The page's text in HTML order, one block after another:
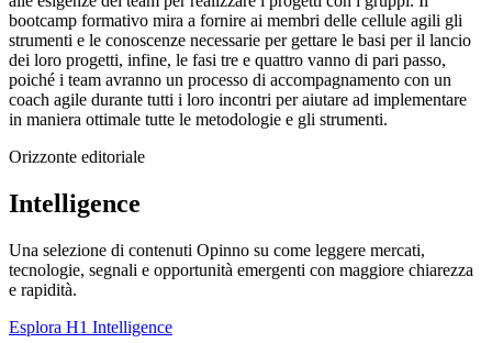
bootcamp formativo mira a fornire ai membri delle cellule agili gli
strumenti e le conoscenze necessarie per gettare le basi per il lancio
dei loro progetti, infine, le fasi tre e quattro vanno di pari passo,
poiché i team avranno un processo di accompagnamento con un
coach agile durante tutti i loro incontri per aiutare ad implementare
in maniera ottimale tutte le metodologie e gli strumenti.
Orizzonte editoriale
Intelligence
Una selezione di contenuti Opinno su come leggere mercati,
tecnologie, segnali e opportunità emergenti con maggiore chiarezza
e rapidità.
Esplora H1 Intelligence